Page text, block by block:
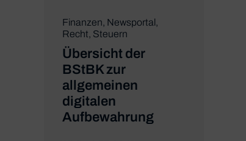
Finanzen, Newsportal,
Recht, Steuern
Übersicht der
BStBK zur
allgemeinen
digitalen
Aufbewahrung